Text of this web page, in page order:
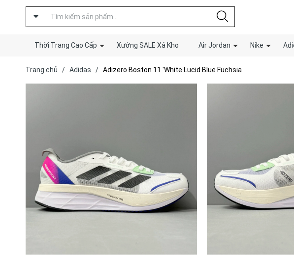
Thời Trang Cao Cấp Xưởng SALE Xả Kho Air Jordan Nike
Trang chủ / Adidas / Adizero Boston 11 'White Lucid Blue Fuchsia